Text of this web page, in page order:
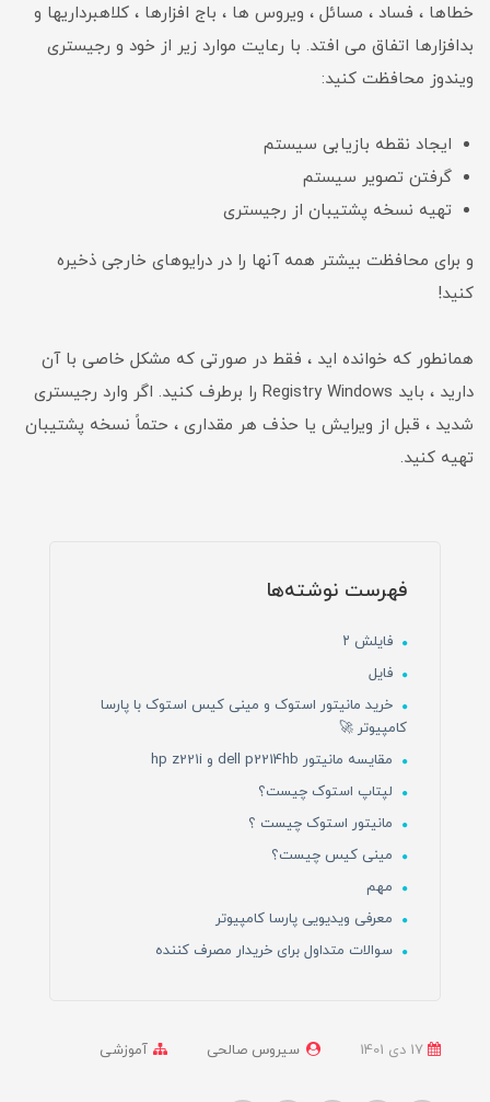
خطاها ، فساد ، مسائل ، ویروس ها ، باج افزارها ، کلاهبرداریها و
بدافزارها اتفاق می افتد. با رعایت موارد زیر از خود و رجیستری
ویندوز محافظت کنید:
ایجاد نقطه بازیابی سیستم
گرفتن تصویر سیستم
تهیه نسخه پشتیبان از رجیستری
و برای محافظت بیشتر همه آنها را در درایوهای خارجی ذخیره
کنید!
همانطور که خوانده اید ، فقط در صورتی که مشکل خاصی با آن
دارید ، باید Registry Windows را برطرف کنید. اگر وارد رجیستری
شدید ، قبل از ویرایش یا حذف هر مقداری ، حتماً نسخه پشتیبان
تهیه کنید.
فهرست نوشته‌ها
فایلش ۲
فایل
خرید مانیتور استوک و مینی کیس استوک با پارسا
کامپیوتر 🚀
مقایسه مانیتور dell p2214hb و hp z221i
لپتاپ استوک چیست؟
مانیتور استوک چیست ؟
مینی کیس چیست؟
مهم
معرفی ویدیویی پارسا کامپیوتر
سوالات متداول برای خریدار مصرف کننده
سیروس صالحی آموزشی